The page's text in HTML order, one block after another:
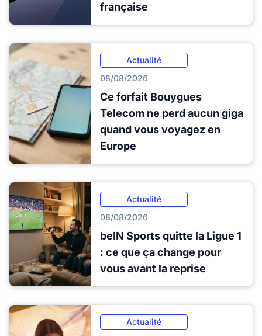
française
Actualité
08/08/2026
Ce forfait Bouygues
Telecom ne perd aucun giga
quand vous voyagez en
Europe
Actualité
08/08/2026
beIN Sports quitte la Ligue 1
: ce que ça change pour
vous avant la reprise
Actualité